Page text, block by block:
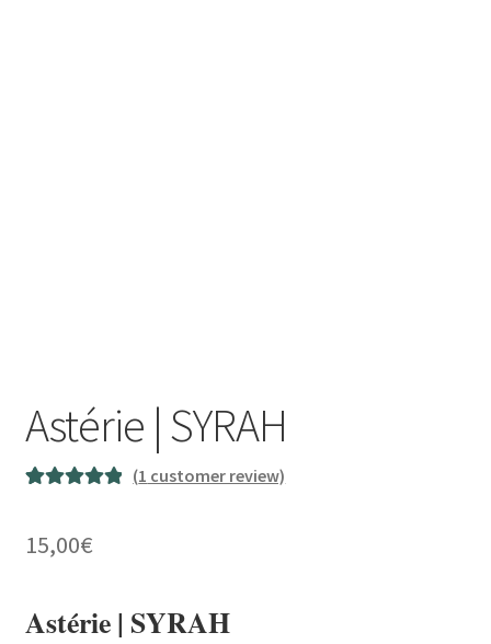
Astérie | SYRAH
based on
rating
(1 customer review)
15,00€
Astérie | SYRAH